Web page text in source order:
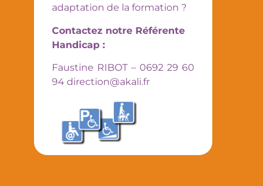
adaptation de la formation ?
Contactez notre Référente
Handicap :
Faustine RIBOT – 0692 29 60
94 direction@akali.fr